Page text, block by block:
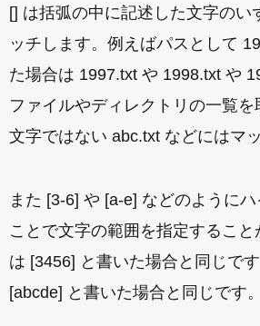
[] は括弧の中に記述した文字のい
ッチします。例えばパスとして
た場合は 1997.txt や 1998.txt や
ファイルやディレクトリの一覧
文字ではない abc.txt などにはマ
また [3-6] や [a-e] などのように
ことで文字の範囲を指定するこ
は [3456] と書いた場合と同じで
[abcde] と書いた場合と同じです。